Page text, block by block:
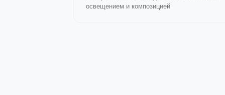
освещением и композицией